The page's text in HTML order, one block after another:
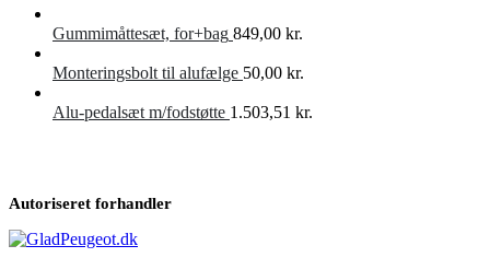
Gummimåttesæt, for+bag 849,00 kr.
Monteringsbolt til alufælge 50,00 kr.
Alu-pedalsæt m/fodstøtte 1.503,51 kr.
Autoriseret forhandler